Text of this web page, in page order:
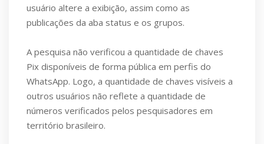
usuário altere a exibição, assim como as
publicações da aba status e os grupos.
A pesquisa não verificou a quantidade de chaves
Pix disponíveis de forma pública em perfis do
WhatsApp. Logo, a quantidade de chaves visíveis a
outros usuários não reflete a quantidade de
números verificados pelos pesquisadores em
território brasileiro.